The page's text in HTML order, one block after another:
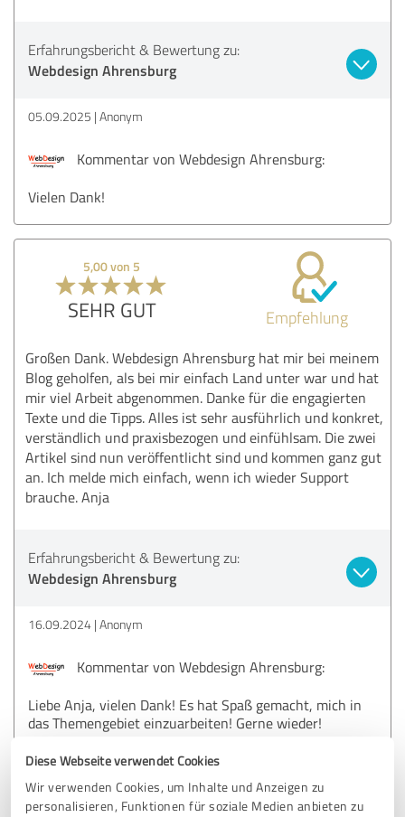
Diese Webseite verwendet Cookies
Wir verwenden Cookies, um Inhalte und Anzeigen zu
personalisieren, Funktionen für soziale Medien anbieten zu
Erfahrungsbericht & Bewertung zu:
Webdesign Ahrensburg
05.09.2025 Anonym
Kommentar von Webdesign Ahrensburg:
Vielen Dank!
5,00 von 5
SEHR GUT Empfehlung
Großen Dank. Webdesign Ahrensburg hat mir bei meinem
Blog geholfen, als bei mir einfach Land unter war und hat
mir viel Arbeit abgenommen. Danke für die engagierten
Texte und die Tipps. Alles ist sehr ausführlich und konkret,
verständlich und praxisbezogen und einfühlsam. Die zwei
Artikel sind nun veröffentlicht sind und kommen ganz gut
an. Ich melde mich einfach, wenn ich wieder Support
brauche. Anja
Erfahrungsbericht & Bewertung zu:
Webdesign Ahrensburg
16.09.2024 Anonym
Kommentar von Webdesign Ahrensburg:
Liebe Anja, vielen Dank! Es hat Spaß gemacht, mich in
das Themengebiet einzuarbeiten! Gerne wieder!
5,00 von 5